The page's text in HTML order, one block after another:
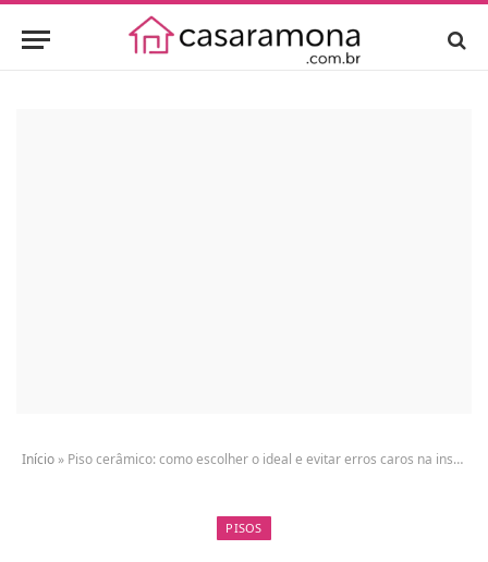
Início » Piso cerâmico: como escolher o ideal e evitar erros caros na instalação
PISOS